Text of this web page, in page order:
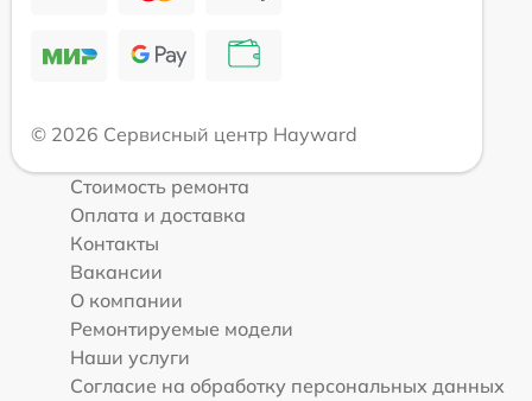
© 2026 Сервисный центр Hayward
Стоимость ремонта
Оплата и доставка
Контакты
Вакансии
О компании
Ремонтируемые модели
Наши услуги
Согласие на обработку персональных данных